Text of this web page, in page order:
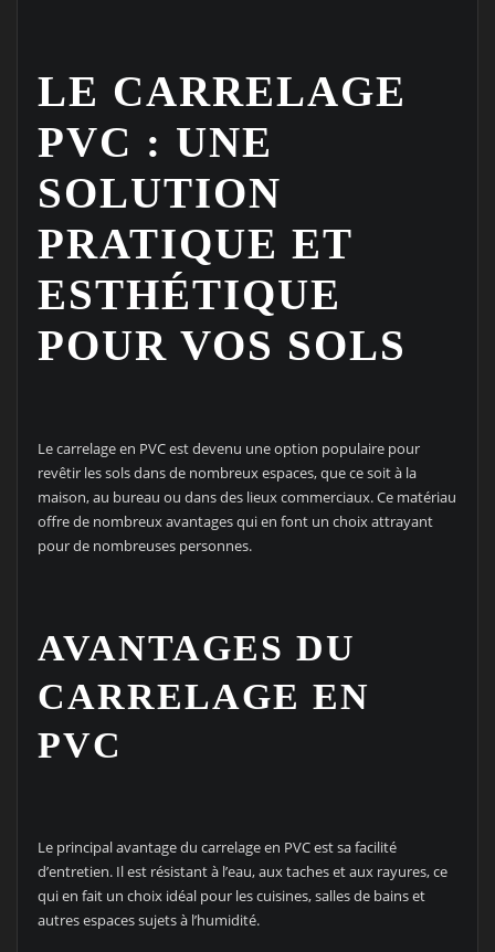
LE CARRELAGE
PVC : UNE
SOLUTION
PRATIQUE ET
ESTHÉTIQUE
POUR VOS SOLS
Le carrelage en PVC est devenu une option populaire pour
revêtir les sols dans de nombreux espaces, que ce soit à la
maison, au bureau ou dans des lieux commerciaux. Ce matériau
offre de nombreux avantages qui en font un choix attrayant
pour de nombreuses personnes.
AVANTAGES DU
CARRELAGE EN
PVC
Le principal avantage du carrelage en PVC est sa facilité
d’entretien. Il est résistant à l’eau, aux taches et aux rayures, ce
qui en fait un choix idéal pour les cuisines, salles de bains et
autres espaces sujets à l’humidité.